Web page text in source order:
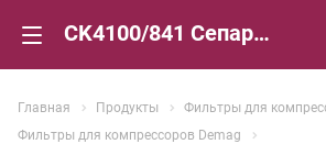
CK4100/841 Сепаратор Demag
Главная Продукты
Фильтры для
Фильтры для компрессоров Demag